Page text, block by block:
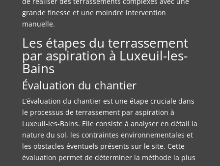
grande finesse et une moindre intervention
manuelle.
Les étapes du terrassement
par aspiration à Luxeuil-les-
Bains
Évaluation du chantier
L’évaluation du chantier est une étape cruciale dans
le processus de terrassement par aspiration à
Luxeuil-les-Bains. Elle consiste à analyser en détail la
nature du sol, les contraintes environnementales et
les obstacles éventuels présents sur le site. Cette
évaluation permet de déterminer la méthode la plus